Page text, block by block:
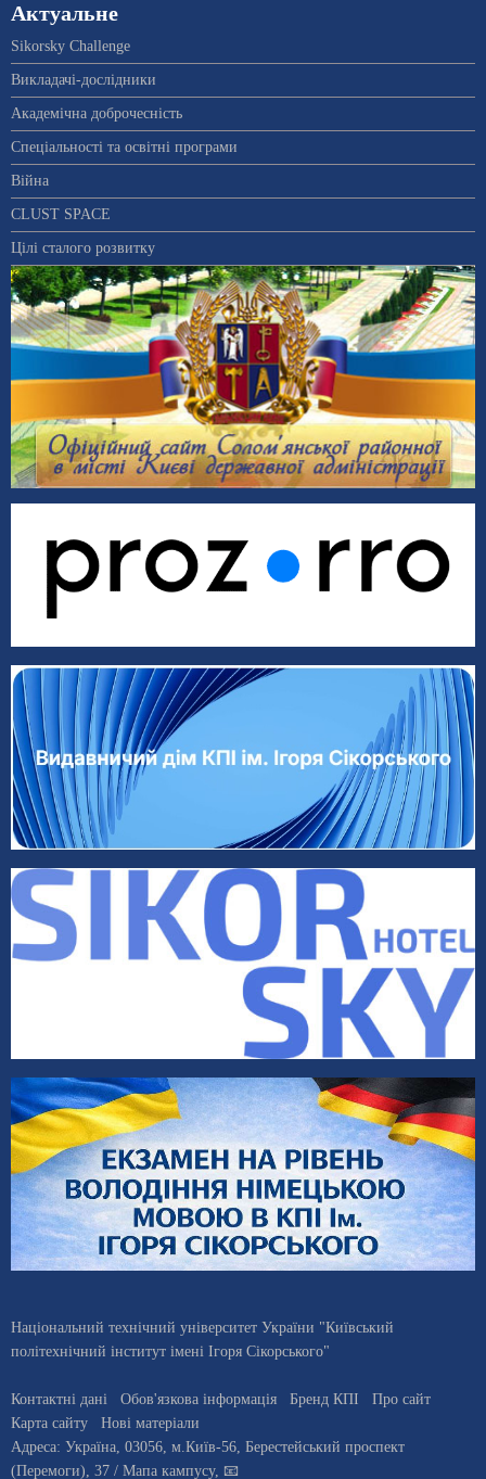
Актуальне
Sikorsky Challenge
Викладачі-дослідники
Академічна доброчесність
Спеціальності та освітні програми
Війна
CLUST SPACE
Цілі сталого розвитку
Національний технічний університет України "Київський
політехнічний інститут імені Ігоря Сікорського"
Контактні дані Обов'язкова інформація Бренд КПІ
Про сайт
Карта сайту
Нові матеріали
Адреса: Україна, 03056, м.Київ-56, Берестейський проспект
(Перемоги), 37 / Мапа кампусу, 📧